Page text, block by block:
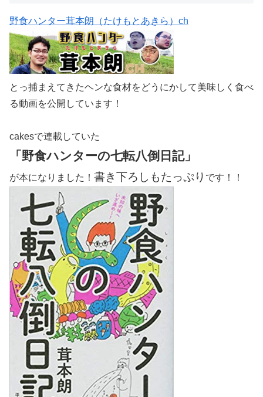
野食ハンター茸本朗（たけもとあきら）ch
とっ捕まえてきたヘンな食材をどうにかして美味しく食べ
る動画を公開しています！
cakesで連載していた
「野食ハンターの七転八倒日記」
が本になりました！ 書き下ろしもたっぷり です！！